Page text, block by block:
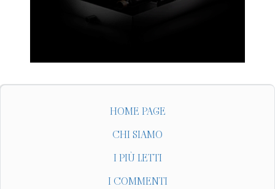
HOME PAGE
CHI SIAMO
I PIÙ LETTI
I COMMENTI